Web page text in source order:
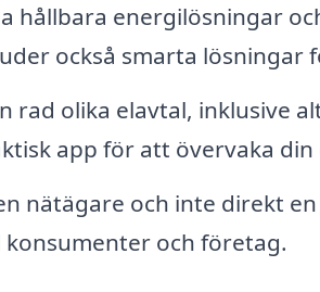
hållbara energilösningar
också smarta lösningar
rad olika elavtal, inklusive
app för att övervaka
nätägare och inte direkt
och företag.